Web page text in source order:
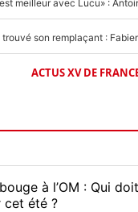
ACTUS XV DE
à l’OM : Qui
cet été ?